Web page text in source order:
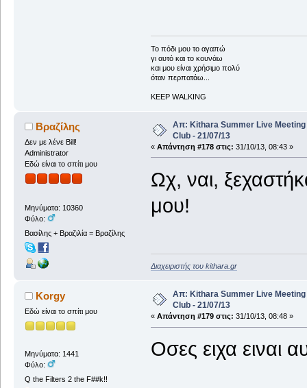
To πόδι μου το αγαπώ
γι αυτό και το κουνάω
και μου είναι χρήσιμο πολύ
όταν περπατάω...
KEEP WALKING
Βραζίλης
Δεν με λένε Bill!
Administrator
Εδώ είναι το σπίτι μου
Μηνύματα: 10360
Φύλο:
Βασίλης + Βραζιλία = Βραζίλης
Απ: Kithara Summer Live Meeting
Club - 21/07/13
« Απάντηση #178 στις: 31/10/13, 08:43 »
Ωχ, ναι,
μου!
Διαχειριστής του kithara.gr
Korgy
Εδώ είναι το σπίτι μου
Μηνύματα: 1441
Φύλο:
Q the Filters 2 the F##k!!
Απ: Kithara Summer Live Meeting
Club - 21/07/13
« Απάντηση #179 στις: 31/10/13, 08:48 »
Οσες ειχα ειναι